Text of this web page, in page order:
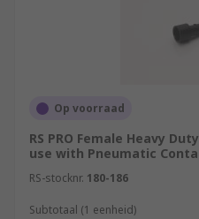
Op voorraad
RS PRO Female Heavy
use with Pneumatic
RS-stocknr. 180-186
Subtotaal (1 eenheid)